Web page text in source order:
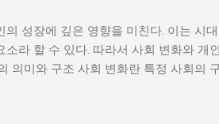
되면, 사회적 불만이 쌓이기 마련이다.
하며, 이를 통해 정부에 대한 반발이 촉
불안이 증대할 경우 시민들은 무장 봉
균등하게 제공하면, 내전 발발 가능성
의 성장에 깊은 영향을 미친다. 이는 시
소라 할 수 있다. 따라서 사회 변화와 개
의미와 구조 사회 변화란 특정 사회의
등이 독립적으로 또는 상호작용하여